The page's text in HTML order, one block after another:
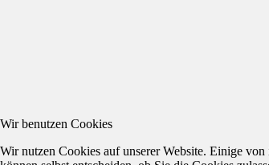
Wir benutzen Cookies
Wir nutzen Cookies auf unserer Website. Einige